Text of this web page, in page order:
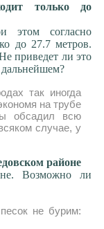
только до
этом согласно
до 27.7 метров.
приведет ли это
так иногда
на трубе
обсадил всю
случае, у
районе
Возможно ли
не бурим: